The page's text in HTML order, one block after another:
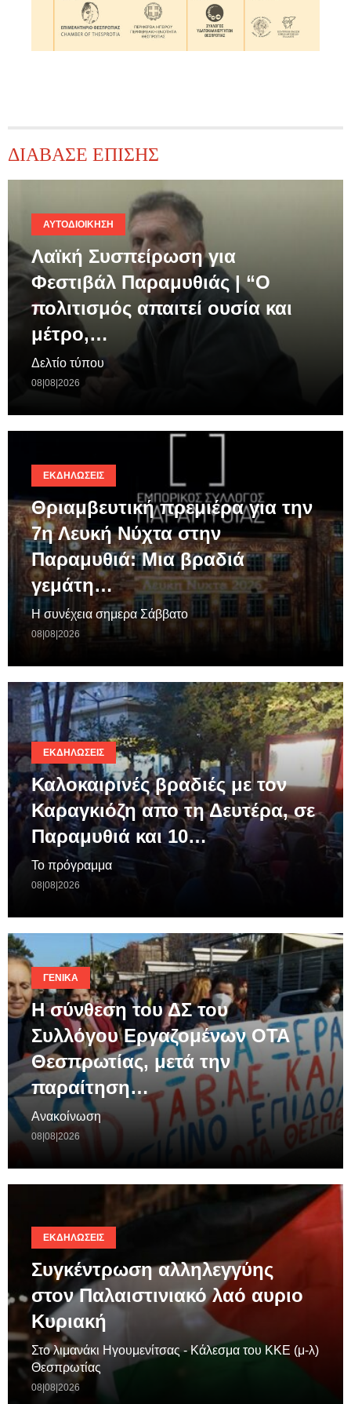
ΔΙΑΒΑΣΕ ΕΠΙΣΗΣ
ΑΥΤΟΔΙΟΊΚΗΣΗ
Λαϊκή Συσπείρωση για
Φεστιβάλ Παραμυθιάς | “Ο
πολιτισμός απαιτεί ουσία και
μέτρο,…
Δελτίο τύπου
08|08|2026
ΕΚΔΗΛΏΣΕΙΣ
Θριαμβευτική πρεμιέρα για την
7η Λευκή Νύχτα στην
Παραμυθιά: Μια βραδιά
γεμάτη…
Η συνέχεια σημερα Σάββατο
08|08|2026
ΕΚΔΗΛΏΣΕΙΣ
Καλοκαιρινές βραδιές με τον
Καραγκιόζη απο τη Δευτέρα, σε
Παραμυθιά και 10…
Το πρόγραμμα
08|08|2026
ΓΕΝΙΚΆ
Η σύνθεση του ΔΣ του
Συλλόγου Εργαζομένων ΟΤΑ
Θεσπρωτίας, μετά την
παραίτηση…
Ανακοίνωση
08|08|2026
ΕΚΔΗΛΏΣΕΙΣ
Συγκέντρωση αλληλεγγύης
στον Παλαιστινιακό λαό αυριο
Κυριακή
Στο λιμανάκι Ηγουμενίτσας - Κάλεσμα του ΚΚΕ (μ-λ)
Θεσπρωτίας
08|08|2026